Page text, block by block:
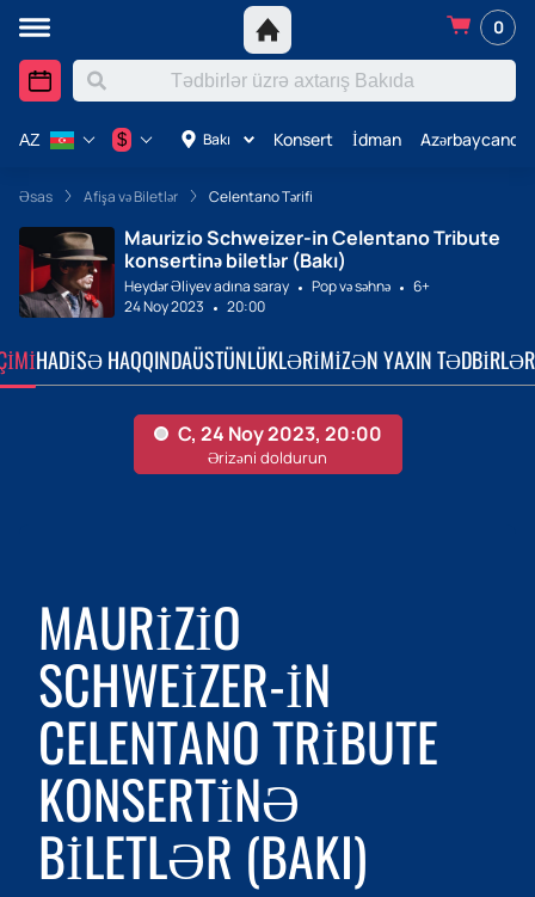
0
Bakı Konsert İdman Azərbaycanda
AZ $
Əsas Afişa və Biletlər Celentano Tərifi
Maurizio Schweizer-in Celentano Tribute
konsertinə biletlər (Bakı)
Heydər Əliyev adına saray Pop və səhnə
6+
24 Noy 2023
20:00
HADISƏ HAQQINDAÜSTÜNLÜKLƏRIMIZƏN YAXIN TƏDBIRLƏR
MAURIZIO
SCHWEIZER-IN
CELENTANO TRIBUTE
KONSERTINƏ
BILETLƏR (BAKI)